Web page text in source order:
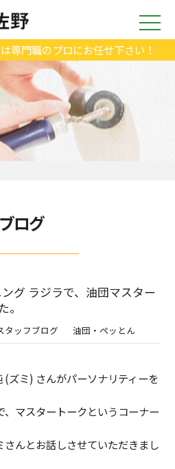
専門職のプロにお任せ下さい！
ブログ
グ ラジラで、油団マスター
。
タッフブログ 油団・ペッとん
ズミ) さんがパーソナリティーを
マスタートークというコーナー
んとお話しさせていただきまし